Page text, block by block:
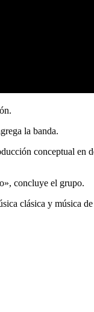
la banda.
conceptual en
concluye el grupo.
clásica y música